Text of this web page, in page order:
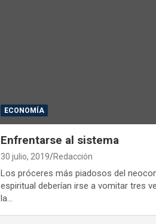
ECONOMÍA
Enfrentarse al sistema
30 julio, 2019 Redacción
Los próceres más piadosos del
espiritual deberían irse a vomitar tres
la…